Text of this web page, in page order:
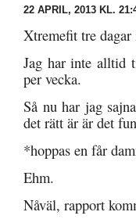
22 APRIL, 2013 KL.
Xtremefit tre
Jag har inte alltid
per vecka.
Så nu har jag
det rätt är är det
*hoppas en får
Ehm.
Nåväl, rapport